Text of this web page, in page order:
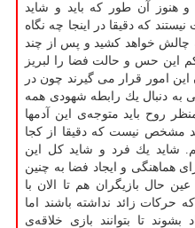
و هنوز آن طور كه باید و شاید
كه دقیقا در اینجا چه نگاه
چالش خواهد كشید و پس از چند
این حس و حالت فضا را لبریز
این امور قرار می گیرند چون در
به دنبال یك رابطه شهودی همه
روح باید متوجه‌ی این آدمها
مشخص نیست كه دقیقا از كجا
شاید یك فرد و شاید كل این
هماهنگی و ایجاد فضا به چنین
حال بازیگران هم تا الان با
حركات زائد نداشته باشند اما
تا بتوانند بازی خلاقه‌ی